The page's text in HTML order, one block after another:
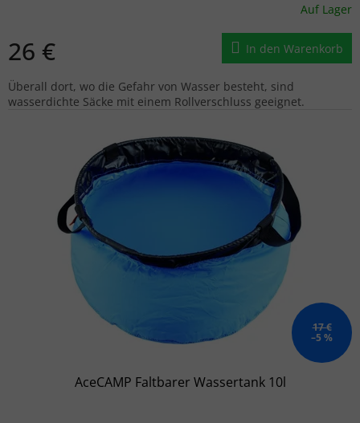
Auf Lager
26 € In den Warenkorb
Überall dort, wo die Gefahr von Wasser besteht, sind
wasserdichte Säcke mit einem Rollverschluss geeignet.
17 €
–5 %
AceCAMP Faltbarer Wassertank 10l